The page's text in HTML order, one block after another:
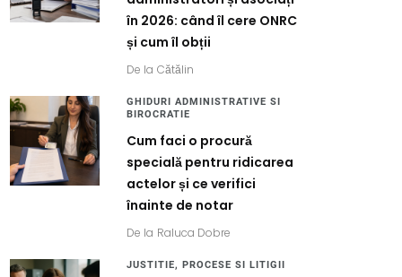
în 2026: când îl cere ONRC
și cum îl obții
De la Cătălin
GHIDURI ADMINISTRATIVE SI
BIROCRATIE
Cum faci o procură
specială pentru ridicarea
actelor și ce verifici
înainte de notar
De la Raluca Dobre
JUSTITIE, PROCESE SI LITIGII